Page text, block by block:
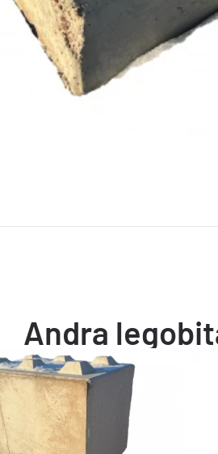
Andra